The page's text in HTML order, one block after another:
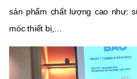
sản phẩm chất lượng cao như:
móc thiết bị,…